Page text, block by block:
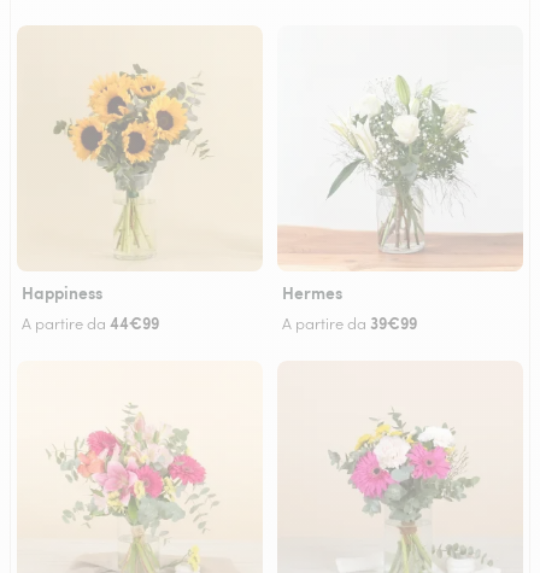
Happiness
A partire da 44€99
Hermes
A partire da 39€99